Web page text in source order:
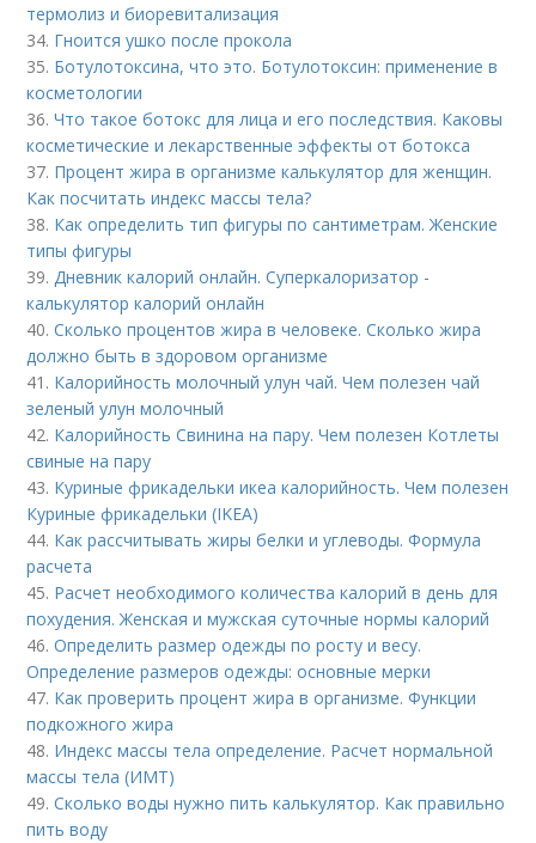
термолиз и биоревитализация
34. Гноится ушко после прокола
35. Ботулотоксина, что это. Ботулотоксин: применение в
косметологии
36.Что такое ботокс для лица и его последствия. Каковы
косметические и лекарственные эффекты от ботокса
37. Процент жира в организме калькулятор для женщин.
Как посчитать индекс массы тела?
38. Как определить тип фигуры по сантиметрам. Женские
типы фигуры
39.Дневник калорий онлайн. Суперкалоризатор -
калькулятор калорий онлайн
40.Сколько процентов жира в человеке. Сколько жира
должно быть в здоровом организме
41. Калорийность молочный улун чай. Чем полезен чай
зеленый улун молочный
42. Калорийность Свинина на пару. Чем полезен Котлеты
свиные на пару
43. Куриные фрикадельки икеа калорийность. Чем полезен
Куриные фрикадельки (IKEA)
44. Как рассчитывать жиры белки и углеводы. Формула
расчета
45. Расчет необходимого количества калорий в день для
похудения. Женская и мужская суточные нормы калорий
46.Определить размер одежды по росту и весу.
Определение размеров одежды: основные мерки
47. Как проверить процент жира в организме. Функции
подкожного жира
48. Индекс массы тела определение. Расчет нормальной
массы тела (ИМТ)
49.Сколько воды нужно пить калькулятор. Как правильно
пить воду